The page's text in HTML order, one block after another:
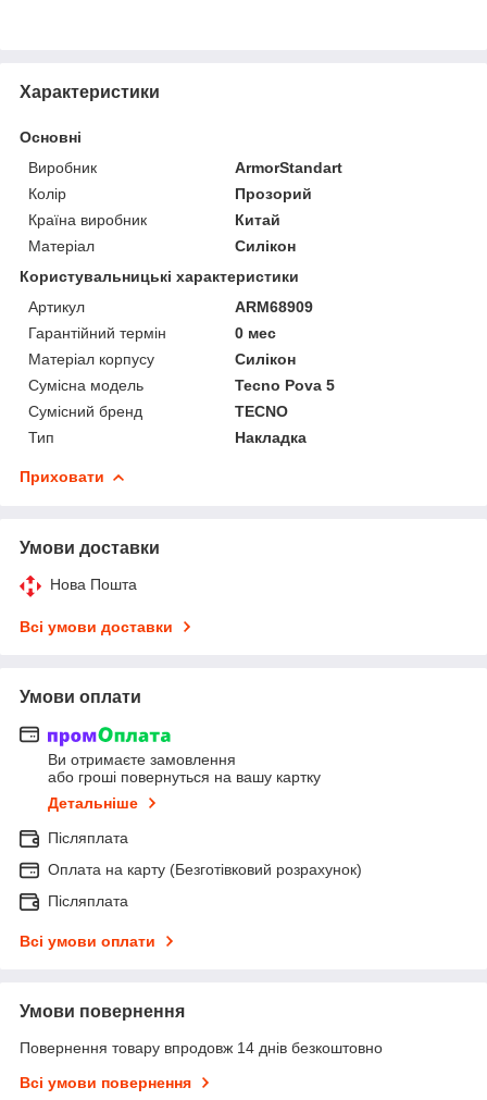
Характеристики
Основні
Виробник
ArmorStandart
Колір
Прозорий
Країна виробник
Китай
Матеріал
Силікон
Користувальницькі характеристики
Артикул
ARM68909
Гарантійний термін
0 мес
Матеріал корпусу
Силікон
Сумісна модель
Tecno Pova 5
Сумісний бренд
TECNO
Тип
Накладка
Приховати
Умови доставки
Нова Пошта
Всі умови доставки
Умови оплати
Ви отримаєте замовлення
або гроші повернуться на вашу картку
Детальніше
Післяплата
Оплата на карту (Безготівковий розрахунок)
Післяплата
Всі умови оплати
Умови повернення
Повернення товару впродовж 14 днів безкоштовно
Всі умови повернення